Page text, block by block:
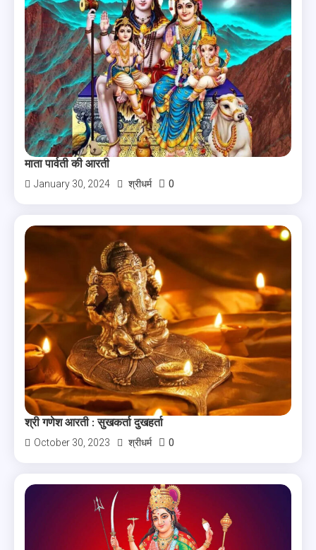
माता पार्वती की आरती
January 30, 2024 श्रीधर्म 0
श्री गणेश आरती : सुखकर्ता दुखहर्ता
October 30, 2023 श्रीधर्म 0